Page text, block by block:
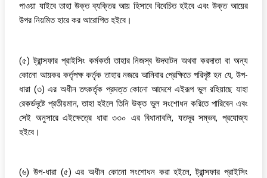
পাওয়া যাইবে তাহা উক্ত ব্যক্তির আয় হিসাবে বিবেচিত হইবে এবং উক্ত আয়ের
উপর নিয়মিত হারে কর আরোপিত হইবে।
(৫) ট্রান্সফার প্রাইসিং কর্মকর্তা তাহার নিজস্ব উদঘাটন অথবা করদাতা বা অন্য
কোনো আয়কর কর্তৃপক্ষ কর্তৃক তাহার নজরে আনিবার প্রেক্ষিতে পরিদৃষ্ট হন যে, উপ-
ধারা (৩) এর অধীন তৎকর্তৃক প্রদত্ত কোনো আদেশে এইরূপ ভুল রহিয়াছে যাহা
রেকর্ডদৃষ্টে প্রতীয়মান, তাহা হইলে তিনি উক্ত ভুল সংশোধন করিতে পারিবেন এবং
সেই অনুসারে এইক্ষেত্রে ধারা ৩৩০ এর বিধানাবলি, যতদূর সম্ভব, প্রযোজ্য
হইবে।
(৬) উপ-ধারা (৫) এর অধীন কোনো সংশোধন করা হইলে, ট্রান্সফার প্রাইসিং